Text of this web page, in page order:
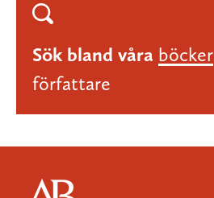
Sök bland våra böcker
författare